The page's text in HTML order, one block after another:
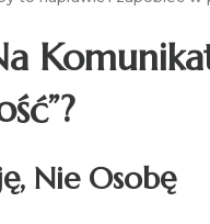
Nie Osobę